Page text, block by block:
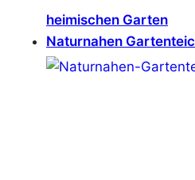
heimischen Garten
Naturnahen